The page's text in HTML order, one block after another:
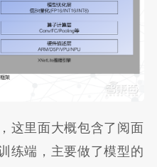
这里面大概包含了阅面
练端，主要做了模型的